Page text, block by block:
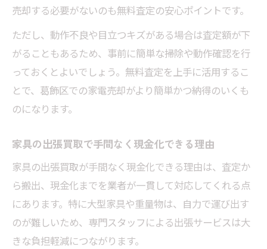
売却する必要がないのも無料査定の安心ポイントです。
ただし、動作不良や目立つキズがある場合は査定額が下
がることもあるため、事前に簡単な掃除や動作確認を行
っておくとよいでしょう。無料査定を上手に活用するこ
とで、葛飾区での家電売却がより簡単かつ納得のいくも
のになります。
家具の出張買取で手間なく現金化できる理由
家具の出張買取が手間なく現金化できる理由は、査定か
ら搬出、現金化までを業者が一貫して対応してくれる点
にあります。特に大型家具や重量物は、自力で運び出す
のが難しいため、専門スタッフによる出張サービスは大
きな負担軽減につながります。